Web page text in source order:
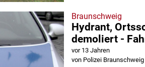
Braunschweig
Hydrant,
demoliert -
vor 13 Jahren
von Polizei Braunschweig